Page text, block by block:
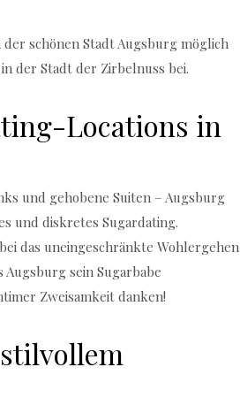
schönen Stadt Augsburg möglich
der Stadt der Zirbelnuss bei.
Locations in
und gehobene Suiten – Augsburg
und diskretes Sugardating.
das uneingeschränkte Wohlergehen
sein Sugarbabe
Zweisamkeit danken!